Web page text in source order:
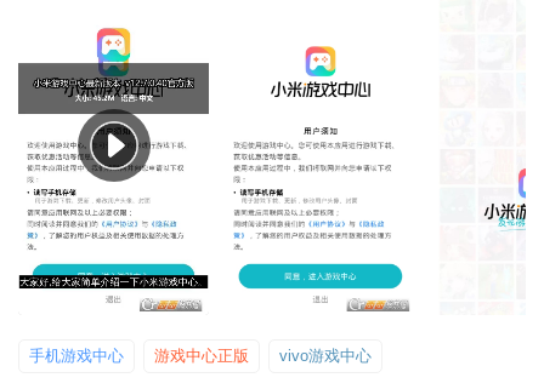
手机游戏中心 游戏中心正版 vivo游戏中心